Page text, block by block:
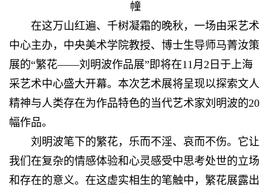
幢
在这万山红遍、千树凝霜的晚秋，一场由采艺术
中心主办，中央美术学院教授、博士生导师马菁汝策
展的“繁花——刘明波作品展”即将在11月2日于上海
采艺术中心盛大开幕。本次艺术展将呈现以探索文人
精神与人类存在为作品特色的当代艺术家刘明波的20
幅作品。
刘明波笔下的繁花，乐而不淫、哀而不伤。它让
我们在复杂的情感体验和心灵感受中思考处世的立场
和存在的意义。在这虚实相生的笔触中，繁花展露出